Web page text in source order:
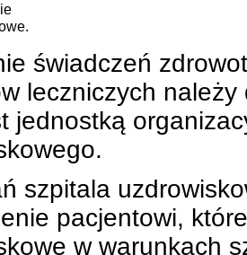
świadczeń
leczniczych
jednostką
szpitala
pacjentowi,
w warunkach